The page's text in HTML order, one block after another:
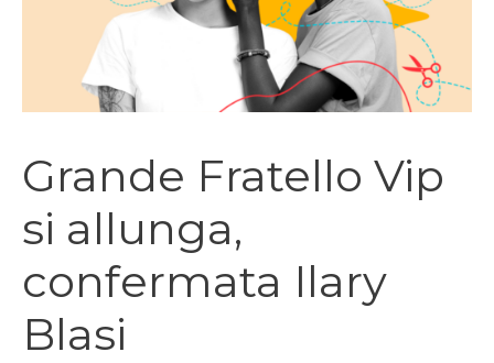
Grande Fratello Vip
si allunga,
confermata Ilary
Blasi